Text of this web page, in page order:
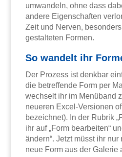
umwandeln, ohne dass
andere Eigenschaften
Zeit und Nerven,
gestalteten Formen.
So wandelt ihr
Der Prozess ist denkbar
die betreffende Form per
wechselt ihr im Menüband
neueren Excel-Versionen
bezeichnet). In der Rubrik
ihr auf „Form bearbeiten“
ändern“. Jetzt müsst ihr
neue Form aus der Galerie